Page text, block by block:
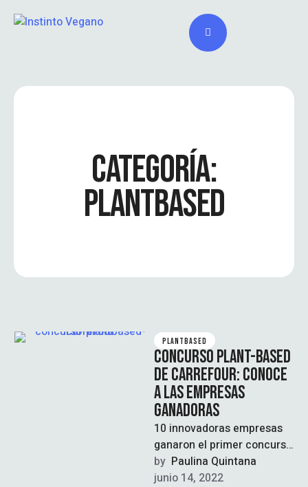
CATEGORÍA:
PLANTBASED
PLANTBASED
CONCURSO PLANT-BASED
DE CARREFOUR: CONOCE
A LAS EMPRESAS
GANADORAS
10 innovadoras empresas
ganaron el primer concurso
plant-based
by Paulina Quintana
junio 14, 2022